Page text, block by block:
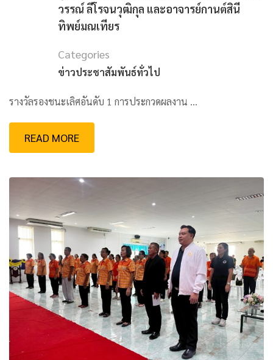
วรรณ์ ลีโรจนวุฒิกุล และอาจารย์กานต์สินี
ทิพย์มณเทียร
Categories
ข่าวประชาสัมพันธ์ทั่วไป
รางวัลรองชนะเลิศอันดับ 1 การประกวดผลงาน …
READ MORE